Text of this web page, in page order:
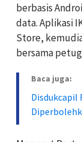
berbasis
data. Aplikasi
Store,
bersama
Baca juga:
Disdukcapil